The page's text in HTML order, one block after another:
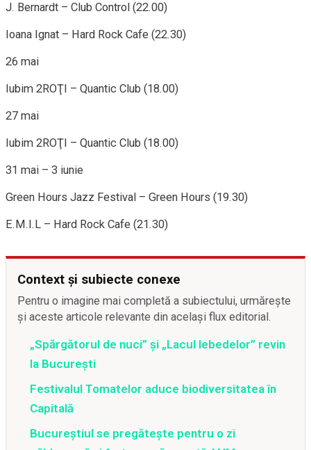
J. Bernardt – Club Control (22.00)
Ioana Ignat – Hard Rock Cafe (22.30)
26 mai
Iubim 2ROŢI – Quantic Club (18.00)
27 mai
Iubim 2ROŢI – Quantic Club (18.00)
31 mai – 3 iunie
Green Hours Jazz Festival – Green Hours (19.30)
E.M.I.L – Hard Rock Cafe (21.30)
Context și subiecte conexe
Pentru o imagine mai completă a subiectului, urmărește
și aceste articole relevante din același flux editorial.
„Spărgătorul de nuci” și „Lacul lebedelor” revin
la București
Festivalul Tomatelor aduce biodiversitatea în
Capitală
Bucureștiul se pregătește pentru o zi